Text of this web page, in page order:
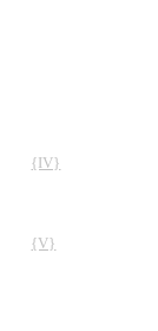
{IV}
{V}